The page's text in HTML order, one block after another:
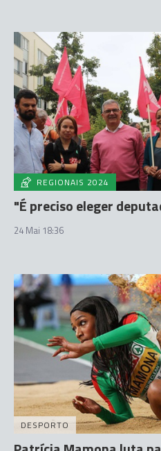
REGIONAIS 2024
"É preciso eleger
24 Mai 18:36
DESPORTO